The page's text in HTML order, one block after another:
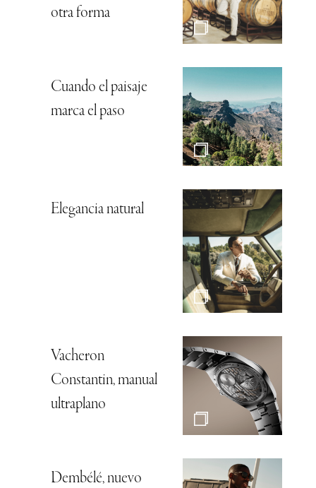
otra forma
Cuando el paisaje
marca el paso
Elegancia natural
Vacheron
Constantin, manual
ultraplano
Dembélé, nuevo